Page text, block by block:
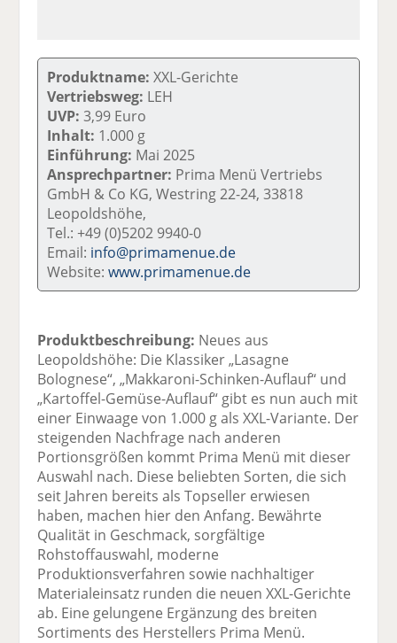
Produktname: XXL-Gerichte
Vertriebsweg: LEH
UVP: 3,99 Euro
Inhalt: 1.000 g
Einführung: Mai 2025
Ansprechpartner: Prima Menü Vertriebs
GmbH & Co KG, Westring 22-24, 33818
Leopoldshöhe,
Tel.: +49 (0)5202 9940-0
Email: info@primamenue.de
Website:www.primamenue.de
Produktbeschreibung: Neues aus
Leopoldshöhe: Die Klassiker „Lasagne
Bolognese“, „Makkaroni-Schinken-Auflauf“ und
„Kartoffel-Gemüse-Auflauf“ gibt es nun auch mit
einer Einwaage von 1.000 g als XXL-Variante. Der
steigenden Nachfrage nach anderen
Portionsgrößen kommt Prima Menü mit dieser
Auswahl nach. Diese beliebten Sorten, die sich
seit Jahren bereits als Topseller erwiesen
haben, machen hier den Anfang. Bewährte
Qualität in Geschmack, sorgfältige
Rohstoffauswahl, moderne
Produktionsverfahren sowie nachhaltiger
Materialeinsatz runden die neuen XXL-Gerichte
ab. Eine gelungene Ergänzung des breiten
Sortiments des Herstellers Prima Menü.